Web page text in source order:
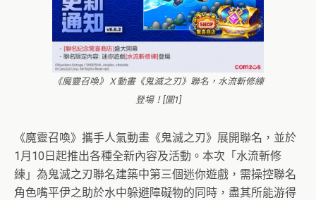
《魔靈召喚》Ｘ動畫《鬼滅之刃》聯名，水流斬修練
登場！[圖1]
《魔靈召喚》攜手人氣動畫《鬼滅之刃》展開聯名，並於
1月10日起推出各種全新內容及活動。本次「水流斬修
練」為鬼滅之刃聯名建築中第三個迷你遊戲，需操控聯名
角色嘴平伊之助於水中躲避障礙物的同時，盡其所能游得